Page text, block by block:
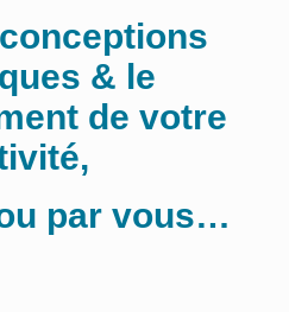
& le
de votre
par vous…